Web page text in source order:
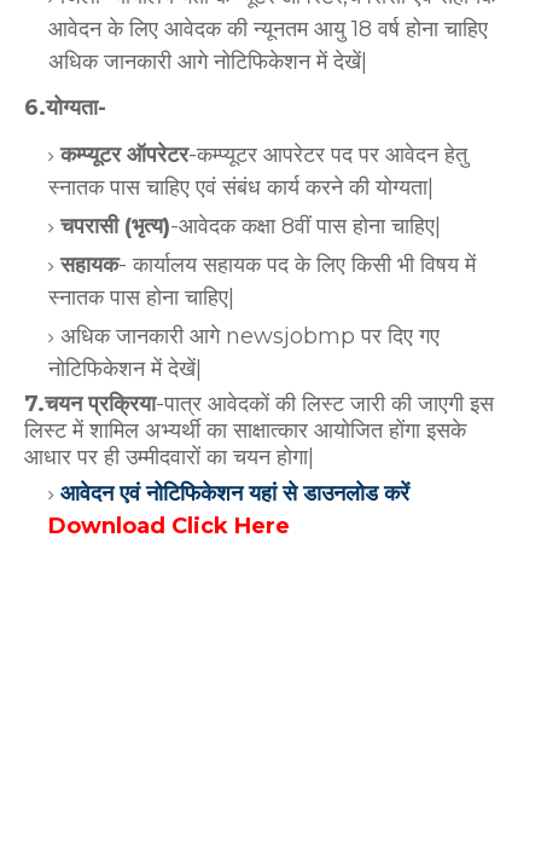
आवेदन के लिए आवेदक की न्यूनतम आयु 18 वर्ष होना चाहिए
अधिक जानकारी आगे नोटिफिकेशन में देखें|
6.योग्यता-
कम्प्यूटर ऑपरेटर-कम्प्यूटर आपरेटर पद पर आवेदन हेतु
स्नातक पास चाहिए एवं संबंध कार्य करने की योग्यता|
चपरासी (भृत्य)-आवेदक कक्षा 8वीं पास होना चाहिए|
सहायक- कार्यालय सहायक पद के लिए किसी भी विषय में
स्नातक पास होना चाहिए|
अधिक जानकारी आगे newsjobmp पर दिए गए
नोटिफिकेशन में देखें|
7.चयन प्रक्रिया-पात्र आवेदकों की लिस्ट जारी की जाएगी इस
लिस्ट में शामिल अभ्यर्थी का साक्षात्कार आयोजित होंगा इसके
आधार पर ही उम्मीदवारों का चयन होगा|
आवेदन एवं नोटिफिकेशन यहां से डाउनलोड करें
Download Click Here